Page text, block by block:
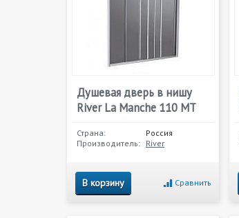
Душевая дверь в нишу
River La Manche 110 МТ
Страна:
Россия
Производитель: River
В корзину Сравнить